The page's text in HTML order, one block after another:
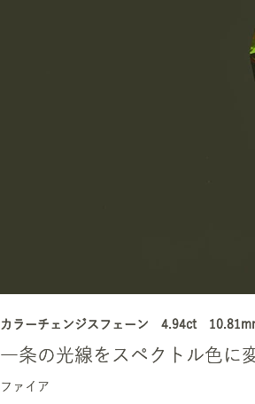
カラーチェンジスフェーン 4.94ct
一条の光線をスペクトル色に
ファイア